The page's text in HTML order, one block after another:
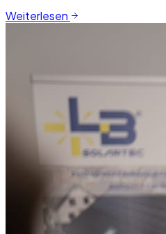
Weiterlesen